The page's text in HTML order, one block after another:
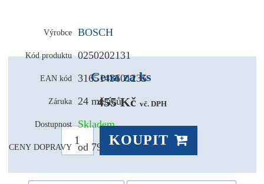
Výrobce BOSCH
Kód produktu 0250202131
EAN kód 3165143601235
Záruka 24 měsíců
Dostupnost Skladem
CENY DOPRAVY od 79,- Kč
Cena za ks
455 Kč vč. DPH
KOUPIT